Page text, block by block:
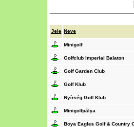
Jele Neve
Minigolf
Golfclub Imperial Balaton
Golf Garden Club
Golf Klub
Nyírség Golf Klub
Minigolfpálya
Boya Eagles Golf & Country